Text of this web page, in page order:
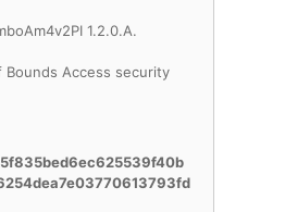
1.2.0.A.
Bounds Access security